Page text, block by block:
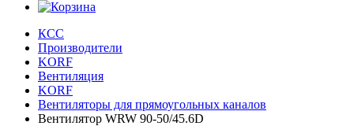
КСС
Производители
KORF
Вентиляция
KORF
Вентиляторы для прямоугольных каналов
Вентилятор WRW 90-50/45.6D